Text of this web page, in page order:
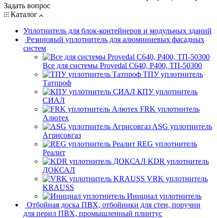
Задать вопрос
Каталог
Уплотнитель для блок-контейнеров и модульных зданий
Резиновый уплотнитель для алюминиевых фасадных
систем
Все для системы Provedal С640, Р400, ТП-50300
ТПУ уплотнитель
Татпроф
КПУ уплотнитель
СИАЛ
FRK уплотнитель
Алютех
ASG уплотнитель
Агрисовгаз
REG уплотнитель
Реалит
KDR уплотнитель
ДОКСАЛ
VRK уплотнитель
KRAUSS
Инициал уплотнитель
Отбойная доска ПВХ, отбойники для стен, поручни
для перил ПВХ, промышленный плинтус